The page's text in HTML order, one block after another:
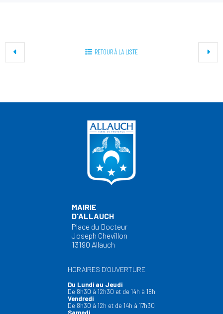
+
−
RETOUR À LA LISTE
MAIRIE
D'ALLAUCH
Place du Docteur
Joseph Chevillon
13190 Allauch
HORAIRES D’OUVERTURE
Du Lundi au Jeudi
De 8h30 à 12h30 et de 14h à 18h
Vendredi
De 8h30 à 12h et de 14h à 17h30